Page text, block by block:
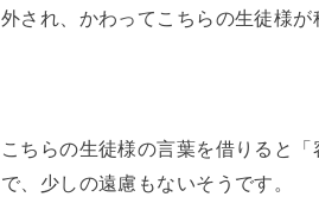
外され、かわってこちらの生徒様が
こちらの生徒様の言葉を借りると
で、少しの遠慮もないそうです。